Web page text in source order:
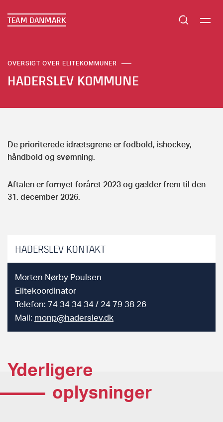
TEAM DANMARK
OVERSIGT OVER ELITEKOMMUNER
HADERSLEV KOMMUNE
De prioriterede idrætsgrene er fodbold, ishockey,
håndbold og svømning.
Aftalen er fornyet foråret 2023 og gælder frem til den
31. december 2026.
HADERSLEV KONTAKT
Morten Nørby Poulsen
Elitekoordinator
Telefon: 74 34 34 34 / 24 79 38 26
Mail: monp@haderslev.dk
Yderligere
oplysninger